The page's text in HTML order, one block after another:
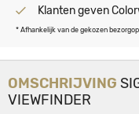
Klanten geven
* Afhankelijk van de gekozen
OMSCHRIJVING
VIEWFINDER